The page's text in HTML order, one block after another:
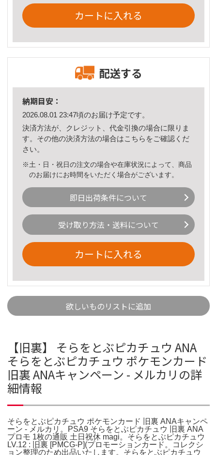
カートに入れる
配送する
納期目安：
2026.08.01 23:47頃のお届け予定です。
決済方法が、クレジット、代金引換の場合に限りま
す。その他の決済方法の場合はこちら をご確認くだ
さい。
※土・日・祝日の注文の場合や在庫状況によって、商品
のお届けにお時間をいただく場合がございます。
即日出荷条件について
受け取り方法・送料について
カートに入れる
欲しいものリストに追加
【旧裏】 そらをとぶピカチュウ ANA
そらをとぶピカチュウ ポケモンカード
旧裏 ANAキャンペーン - メルカリの詳
細情報
そらをとぶピカチュウ ポケモンカード 旧裏 ANAキャンペ
ーン - メルカリ。PSA9 そらをとぶピカチュウ 旧裏 ANA
プロモ 1枚の通販 土日祝休 magi。そらをとぶピカチュウ
LV.12 : 旧裏 [PMCG-P](プロモーションカード。コレクシ
ョン整理のため出品いたします。そらをとぶピカチュウ